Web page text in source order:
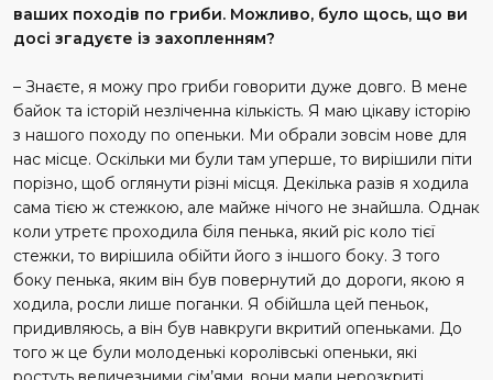
ваших походів по гриби. Можливо, було щось, що ви
досі згадуєте із захопленням?
– Знаєте, я можу про гриби говорити дуже довго. В мене
байок та історій незліченна кількість. Я маю цікаву історію
з нашого походу по опеньки. Ми обрали зовсім нове для
нас місце. Оскільки ми були там уперше, то вирішили піти
порізно, щоб оглянути різні місця. Декілька разів я ходила
сама тією ж стежкою, але майже нічого не знайшла. Однак
коли утретє проходила біля пенька, який ріс коло тієї
стежки, то вирішила обійти його з іншого боку. З того
боку пенька, яким він був повернутий до дороги, якою я
ходила, росли лише поганки. Я обійшла цей пеньок,
придивляюсь, а він був навкруги вкритий опеньками. До
того ж це були молоденькі королівські опеньки, які